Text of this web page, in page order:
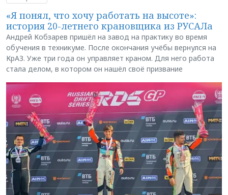
«Я понял, что хочу работать на высоте»:
история 20-летнего крановщика из РУСАЛа
Андрей Кобзарев пришёл на завод на практику во время
обучения в техникуме. После окончания учёбы вернулся на
КрАЗ. Уже три года он управляет краном. Для него работа
стала делом, в котором он нашёл своё призвание